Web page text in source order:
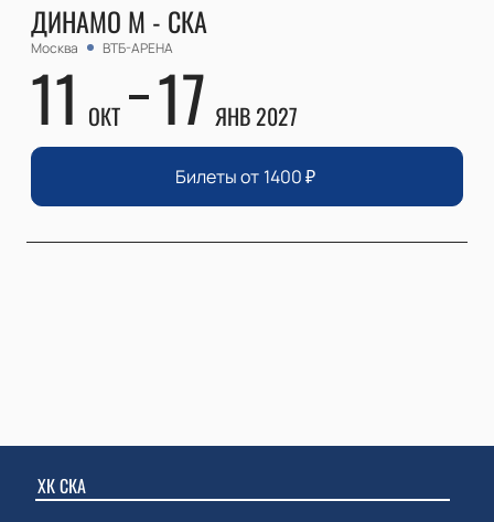
ДИНАМО М - СКА
Москва ВТБ-АРЕНА
11 ОКТ 17 ЯНВ 2027
Билеты от 1400₽
ХК СКА